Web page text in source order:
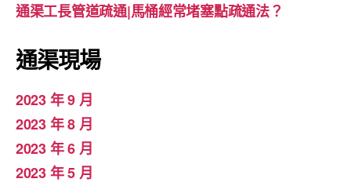
通渠工長管道疏通|馬桶經常堵塞點疏通法？
通渠現場
2023 年 9 月
2023 年 8 月
2023 年 6 月
2023 年 5 月